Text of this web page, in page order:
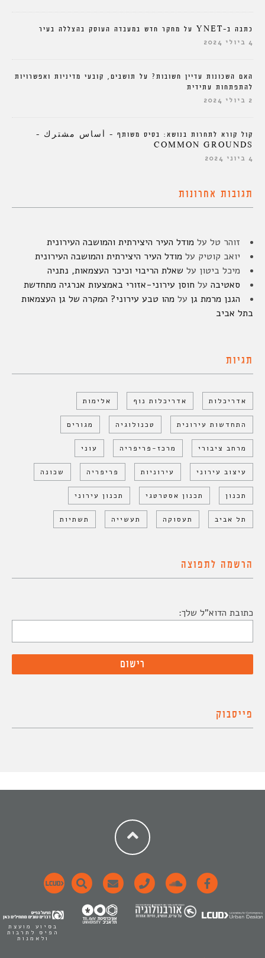
כתבה ב-YNET על מחקר חדש במעבדה העוסק בהצללה בעיר
4 ביולי 2024
האם השכונות עדיין חשובות? על תושבים, קובעי מדיניות ואפשרויות
להתפתחות עתידית
2 ביולי 2024
קול קורא לתחרות בנושא: בסיס משותף – أساس مشترك –
COMMON GROUNDS
4 ביוני 2024
תגובות אחרונות
זוהר טל על מודל העיר היצירתית והמושבה העירונית
יואב קוטיק על מודל העיר היצירתית והמושבה העירונית
מיכל ביטון על שאלת הריבוי וכיכר העצמאות, נתניה
סאטיבה על חוסן עירוני-אזורי באמצעות אנרגיה מתחדשת
הגנן מרמת גן על מהו טבע עירוני? המקרה של גן העצמאות
בתל אביב
תגיות
אדריכלות אדריכלות נוף אלימות
התחדשות עירונית טכנולוגיה מגורים
מרחב ציבורי מרכז-פריפריה עוני
עיצוב עירוני עירוניות פריפריה שכונה
תכנון תכנון אסטרטגי תכנון עירוני
תל אביב תעסוקה תעשייה תשתיות
הרשמה לתפוצה
כתובת הדוא"ל שלך:
פייסבוק
בסיוע מועצת
הפיס לתרבות
ולאמנות